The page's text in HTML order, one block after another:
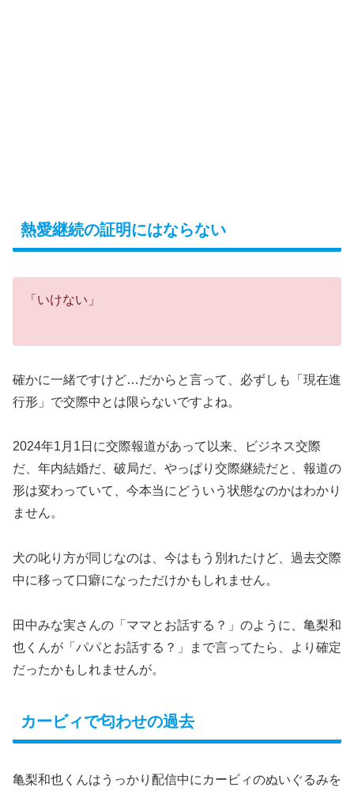
熱愛継続の証明にはならない
「いけない」
確かに一緒ですけど…だからと言って、必ずしも「現在進
行形」で交際中とは限らないですよね。
2024年1月1日に交際報道があって以来、ビジネス交際
だ、年内結婚だ、破局だ、やっぱり交際継続だと、報道の
形は変わっていて、今本当にどういう状態なのかはわかり
ません。
犬の叱り方が同じなのは、今はもう別れたけど、過去交際
中に移って口癖になっただけかもしれません。
田中みな実さんの「ママとお話する？」のように、亀梨和
也くんが「パパとお話する？」まで言ってたら、より確定
だったかもしれませんが。
カービィで匂わせの過去
亀梨和也くんはうっかり配信中にカービィのぬいぐるみを